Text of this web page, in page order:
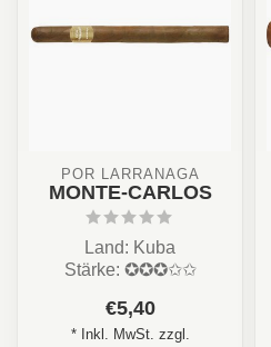
POR LARRAÑAGA
MONTE-CARLOS
Land: Kuba
Stärke: ✪✪✪✩✩
Cremig
Format: Deliciosos /
€5,40
* Inkl. MwSt. zzgl.